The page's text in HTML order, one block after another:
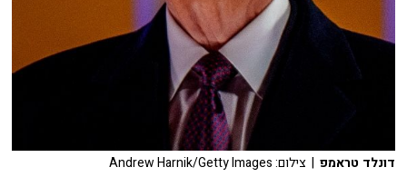
דונלד טראמפ | צילום: Andrew Harnik/Getty Images